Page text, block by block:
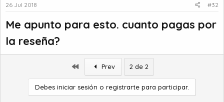
26 Jul 2018 #32
Me apunto para esto. cuanto pagas por
la reseña?
PrimeroPrev 2 de 2
Debes iniciar sesión o registrarte para participar.